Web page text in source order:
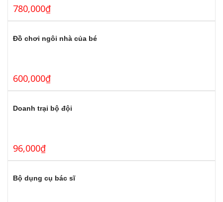
780,000₫
Đồ chơi ngôi nhà của bé
600,000₫
Doanh trại bộ đội
96,000₫
Bộ dụng cụ bác sĩ